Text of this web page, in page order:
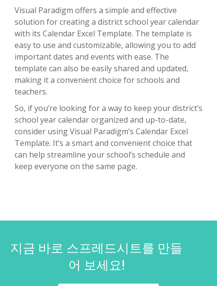
Visual Paradigm offers a simple and effective
solution for creating a district school year calendar
with its Calendar Excel Template. The template is
easy to use and customizable, allowing you to add
important dates and events with ease. The
template can also be easily shared and updated,
making it a convenient choice for schools and
teachers.
So, if you’re looking for a way to keep your district’s
school year calendar organized and up-to-date,
consider using Visual Paradigm’s Calendar Excel
Template. It’s a smart and convenient choice that
can help streamline your school’s schedule and
keep everyone on the same page.
지금 바로 스프레드시트를 만들
어 보세요!